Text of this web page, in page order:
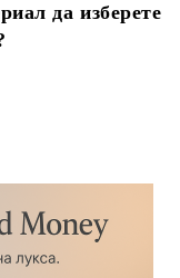
да изберете